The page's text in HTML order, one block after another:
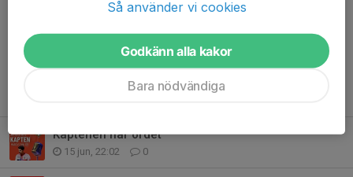
Kaptenen har ordet
15 jun, 22:02 0
Så använder vi cookies
Godkänn alla kakor
Bara nödvändiga